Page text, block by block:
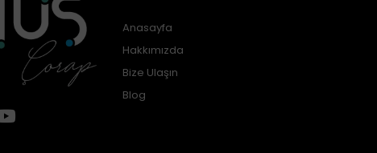
Anasayfa
Hakkımızda
Bize Ulaşın
Blog